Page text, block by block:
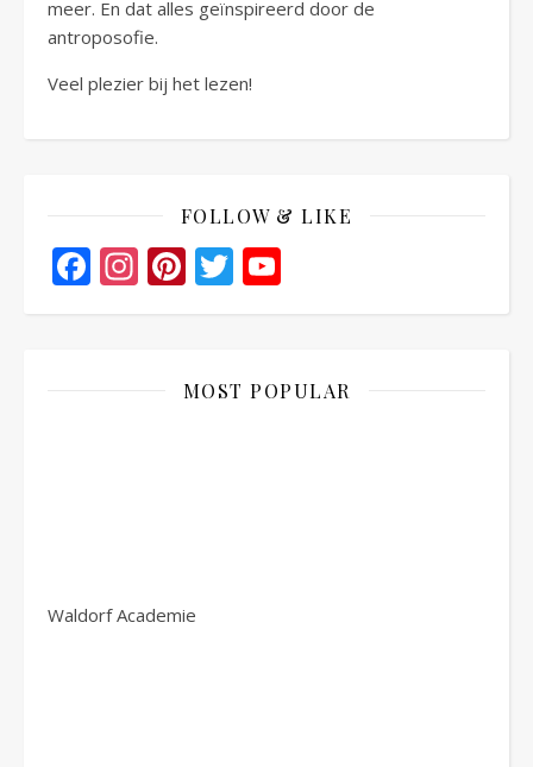
meer. En dat alles geïnspireerd door de
antroposofie.
Veel plezier bij het lezen!
FOLLOW & LIKE
Facebook
Instagram
Pinterest
Twitter
Channel
MOST POPULAR
Waldorf Academie